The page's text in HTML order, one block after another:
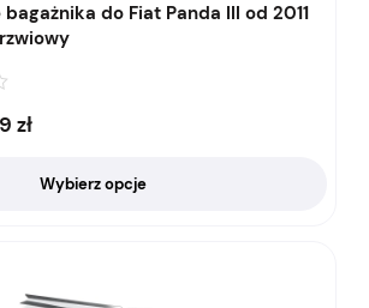
do Fiat Panda III od 2011
zł
Wybierz opcje